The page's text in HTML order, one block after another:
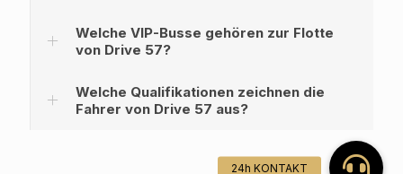
Welche VIP-Busse gehören zur Flotte
von Drive 57?
Welche Qualifikationen zeichnen die
Fahrer von Drive 57 aus?